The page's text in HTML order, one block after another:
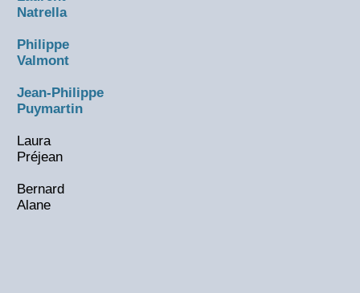
Natrella
Philippe
Valmont
Jean-Philippe
Puymartin
Laura
Préjean
Bernard
Alane